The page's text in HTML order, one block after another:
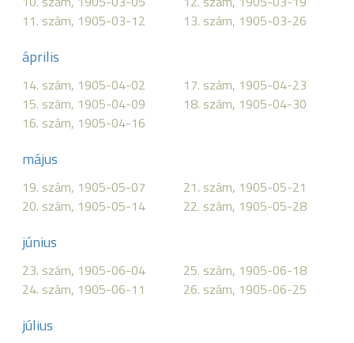
11. szám, 1905-03-12
13. szám, 1905-03-26
április
14. szám, 1905-04-02
15. szám, 1905-04-09
16. szám, 1905-04-16
17. szám, 1905-04-23
18. szám, 1905-04-30
május
19. szám, 1905-05-07
20. szám, 1905-05-14
21. szám, 1905-05-21
22. szám, 1905-05-28
június
23. szám, 1905-06-04
24. szám, 1905-06-11
25. szám, 1905-06-18
26. szám, 1905-06-25
július